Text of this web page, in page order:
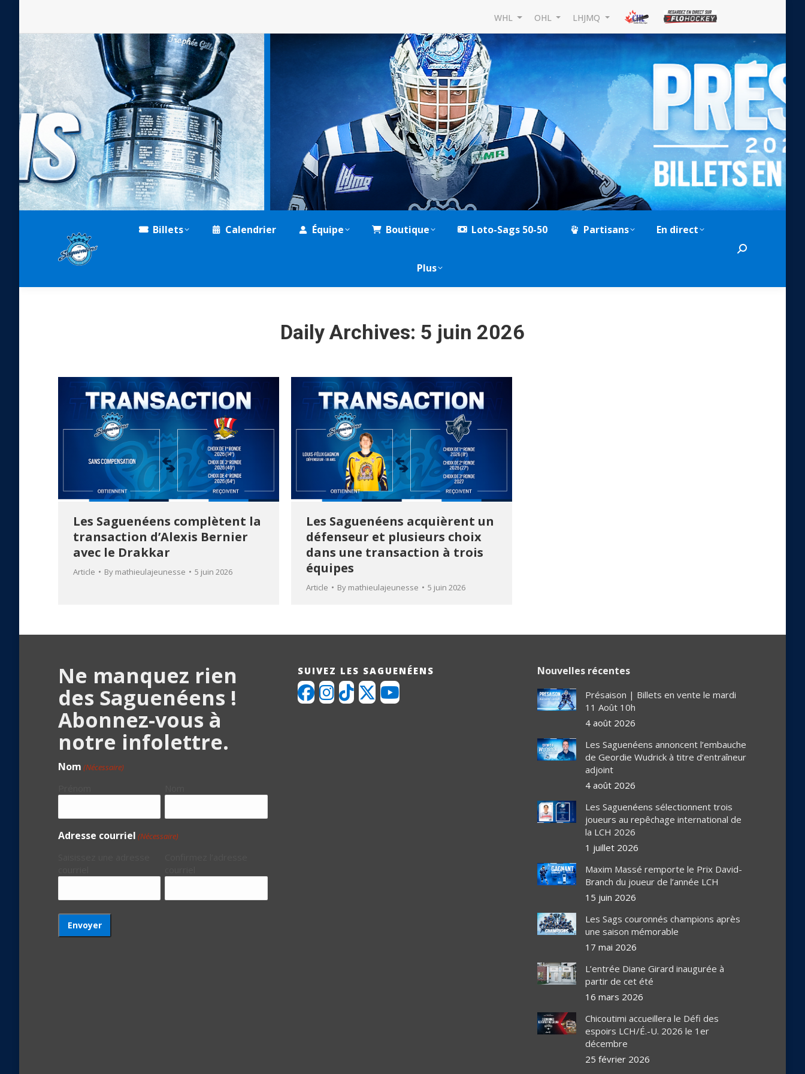
WHL OHL LHJMQ
Billets Calendrier Équipe Boutique Loto-Sags 50-50 Partisans En direct
Plus
Search:
Daily Archives: 5 juin 2026
Les Saguenéens complètent la
transaction d’Alexis Bernier
avec le Drakkar
Article By mathieulajeunesse 5 juin 2026
Les Saguenéens acquièrent un
défenseur et plusieurs choix
dans une transaction à trois
équipes
Article By mathieulajeunesse 5 juin 2026
Ne manquez rien
des Saguenéens !
Abonnez-vous à
notre infolettre.
Nom (Nécessaire)
Adresse courriel (Nécessaire)
SUIVEZ LES SAGUENÉENS Nouvelles récentes
Présaison | Billets en vente le mardi
11 Août 10h
4 août 2026
Les Saguenéens annoncent l’embauche
de Geordie Wudrick à titre d’entraîneur
adjoint
4 août 2026
Les Saguenéens sélectionnent trois
joueurs au repêchage international de
la LCH 2026
1 juillet 2026
Maxim Massé remporte le Prix David-
Branch du joueur de l’année LCH
15 juin 2026
Les Sags couronnés champions après
une saison mémorable
17 mai 2026
L’entrée Diane Girard inaugurée à
partir de cet été
16 mars 2026
Chicoutimi accueillera le Défi des
espoirs LCH/É.-U. 2026 le 1er
décembre
25 février 2026